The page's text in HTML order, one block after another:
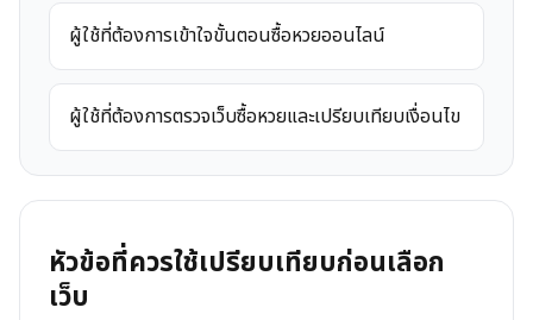
ผู้ใช้ที่ต้องการเข้าใจขั้นตอนซื้อหวยออนไลน์
ผู้ใช้ที่ต้องการตรวจเว็บซื้อหวยและเปรียบเทียบเงื่อนไข
หัวข้อที่ควรใช้เปรียบเทียบก่อนเลือก
เว็บ